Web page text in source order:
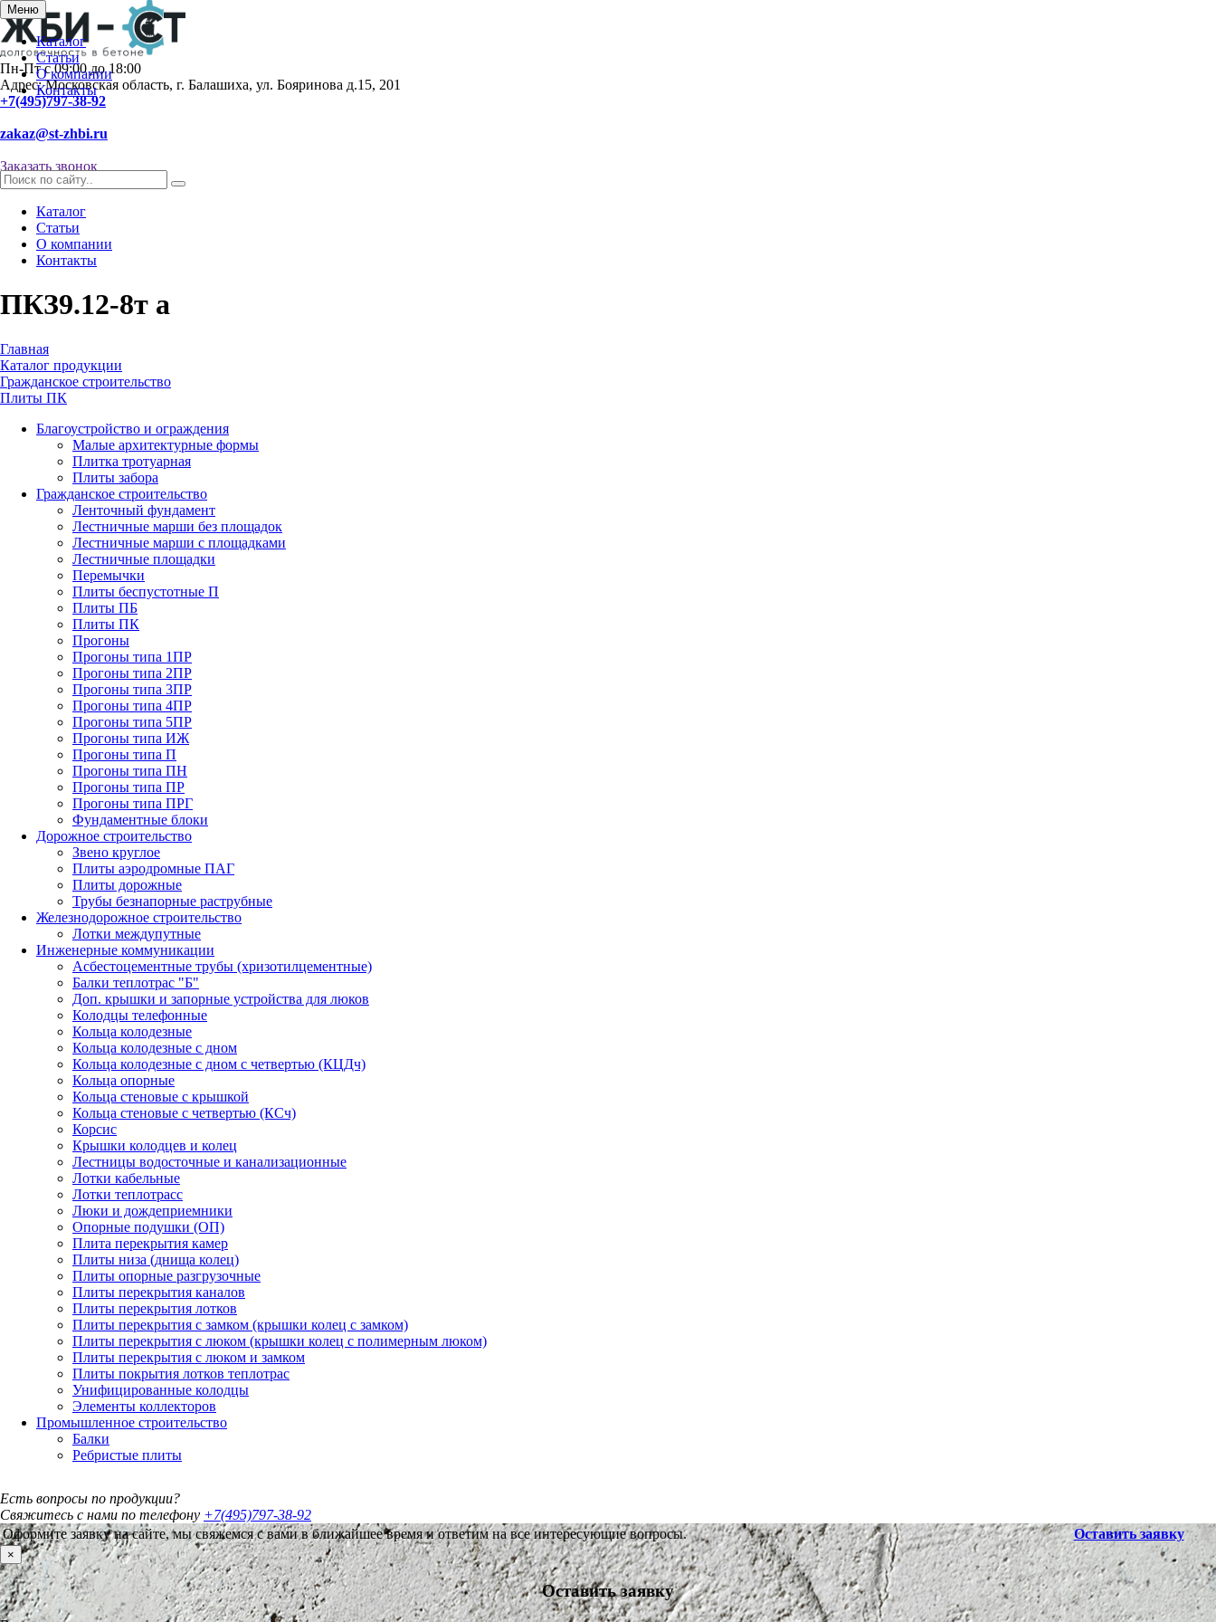
Меню
Каталог
Статьи
О компании
Контакты
Пн-Пт с 09:00 до 18:00
Адрес: Московская область, г. Балашиха, ул. Бояринова д.15, 201
+7(495)797-38-92
zakaz@st-zhbi.ru
Заказать звонок
Каталог
Статьи
О компании
Контакты
ПКЗ9.12-8т а
Главная
Каталог продукции
Гражданское строительство
Плиты ПК
Благоустройство и ограждения
Малые архитектурные формы
Плитка тротуарная
Плиты забора
Гражданское строительство
Ленточный фундамент
Лестничные марши без площадок
Лестничные марши с площадками
Лестничные площадки
Перемычки
Плиты беспустотные П
Плиты ПБ
Плиты ПК
Прогоны
Прогоны типа 1ПР
Прогоны типа 2ПР
Прогоны типа 3ПР
Прогоны типа 4ПР
Прогоны типа 5ПР
Прогоны типа ИЖ
Прогоны типа П
Прогоны типа ПН
Прогоны типа ПР
Прогоны типа ПРГ
Фундаментные блоки
Дорожное строительство
Звено круглое
Плиты аэродромные ПАГ
Плиты дорожные
Трубы безнапорные раструбные
Железнодорожное строительство
Лотки междупутные
Инженерные коммуникации
Асбестоцементные трубы (хризотилцементные)
Балки теплотрас "Б"
Доп. крышки и запорные устройства для люков
Колодцы телефонные
Кольца колодезные
Кольца колодезные с дном
Кольца колодезные с дном с четвертью (КЦДч)
Кольца опорные
Кольца стеновые с крышкой
Кольца стеновые с четвертью (КСч)
Корсис
Крышки колодцев и колец
Лестницы водосточные и канализационные
Лотки кабельные
Лотки теплотрасс
Люки и дождеприемники
Опорные подушки (ОП)
Плита перекрытия камер
Плиты низа (днища колец)
Плиты опорные разгрузочные
Плиты перекрытия каналов
Плиты перекрытия лотков
Плиты перекрытия с замком (крышки колец с замком)
Плиты перекрытия с люком (крышки колец с полимерным люком)
Плиты перекрытия с люком и замком
Плиты покрытия лотков теплотрас
Унифицированные колодцы
Элементы коллекторов
Промышленное строительство
Балки
Ребристые плиты
Есть вопросы по продукции?
Свяжитесь с нами по телефону +7(495)797-38-92
Оформите заявку на сайте, мы свяжемся с вами в ближайшее время и ответим на все интересующие вопросы.
Оставить заявку
×
Оставить заявку